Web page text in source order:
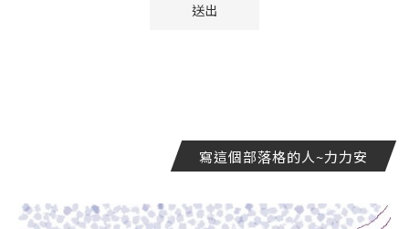
寫這個部落格的人~力力安